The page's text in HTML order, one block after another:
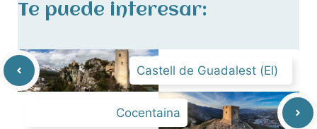
Te puede interesar:
Castell de Guadalest (El)
Cocentaina